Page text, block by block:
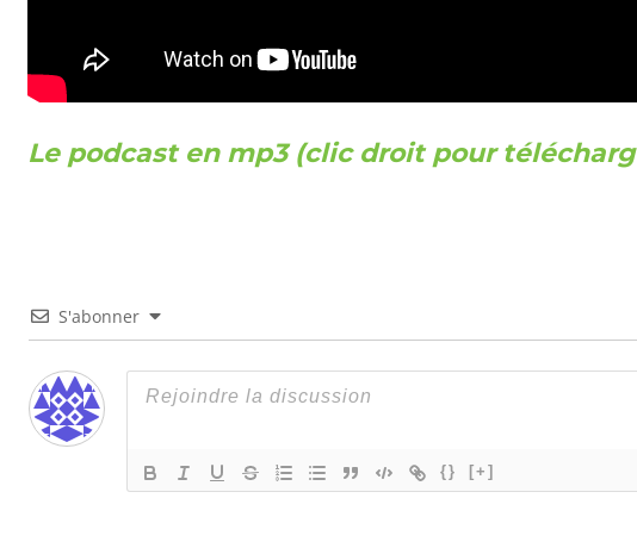
Le podcast en mp3 (clic droit pour
S'abonner
{} [+]